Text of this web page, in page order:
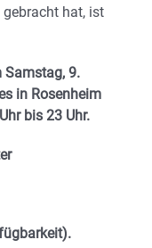
hat, ist
Samstag, 9.
in Rosenheim
bis 23 Uhr.